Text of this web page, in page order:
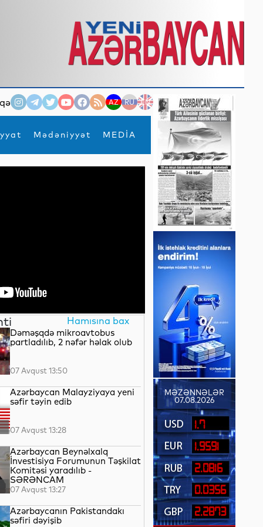
AZ RU EN
Mədəniyyət MEDİA
×
Hamısına bax
Dəməşqdə mikroavtobus
partladılıb, 2 nəfər həlak olub
07 Avqust 13:50
Azərbaycan Malayziyaya yeni
səfir təyin edib
07 Avqust 13:28
Azərbaycan Beynəlxalq
İnvestisiya Forumunun Təşkilat
Komitəsi yaradılıb -
SƏRƏNCAM
07 Avqust 13:27
Azərbaycanın Pakistandakı
səfiri dəyişib
MƏZƏNNƏLƏR
07.08.2026
1.7
1.9591
2.0816
0.0356
2.2873